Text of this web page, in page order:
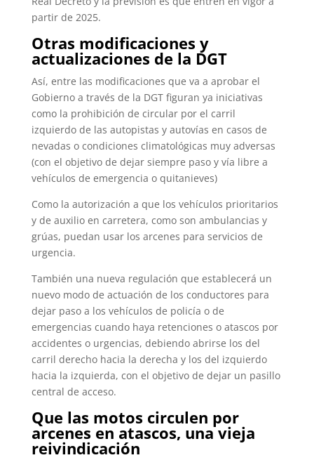
partir de 2025.
Otras modificaciones y
actualizaciones de la DGT
Así, entre las modificaciones que va a aprobar el
Gobierno a través de la DGT figuran ya iniciativas
como la prohibición de circular por el carril
izquierdo de las autopistas y autovías en casos de
nevadas o condiciones climatológicas muy adversas
(con el objetivo de dejar siempre paso y vía libre a
vehículos de emergencia o quitanieves)
Como la autorización a que los vehículos prioritarios
y de auxilio en carretera, como son ambulancias y
grúas, puedan usar los arcenes para servicios de
urgencia.
También una nueva regulación que establecerá un
nuevo modo de actuación de los conductores para
dejar paso a los vehículos de policía o de
emergencias cuando haya retenciones o atascos por
accidentes o urgencias, debiendo abrirse los del
carril derecho hacia la derecha y los del izquierdo
hacia la izquierda, con el objetivo de dejar un pasillo
central de acceso.
Que las motos circulen por
arcenes en atascos, una vieja
reivindicación